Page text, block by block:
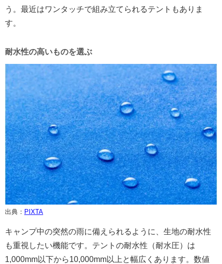
う。最近はワンタッチで組み立てられるテントもありま
す。
耐水性の高いものを選ぶ
出典： PIXTA
キャンプ中の突然の雨に備えられるように、生地の耐水性
も重視したい機能です。テントの耐水性（耐水圧）は
1,000mm以下から10,000mm以上と幅広くあります。数値